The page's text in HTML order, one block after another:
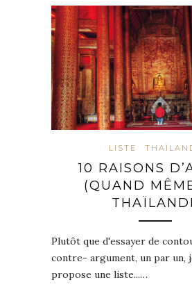
LISTE
10 RAISONS
(QUAND
Plutôt que d'essayer de
contre- argument, un par un,
propose une liste...…